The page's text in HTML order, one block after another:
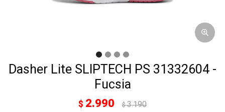
Dasher Lite SLIPTECH PS 31332604 -
Fucsia
$ 2.990 $3.190